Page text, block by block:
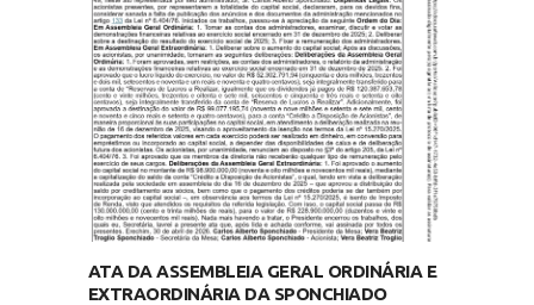
ATA DA ASSEMBLEIA GERAL ORDINÁRIA E
EXTRAORDINÁRIA DA SPONCHIADO